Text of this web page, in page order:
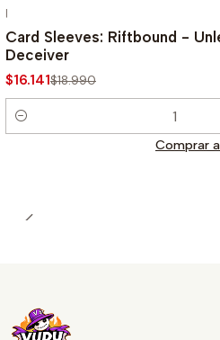
-15%
|
Card Sleeves: Riftbound -
Deceiver
$16.141$18.990
Cantidad
Comprar